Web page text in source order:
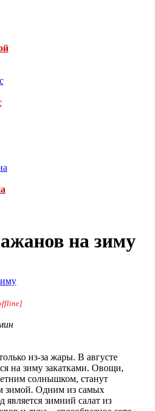
на зиму
из-за жары. В августе
на зиму закатками. Овощи,
солнышком, станут
зимой. Одним из самых
зимний салат из